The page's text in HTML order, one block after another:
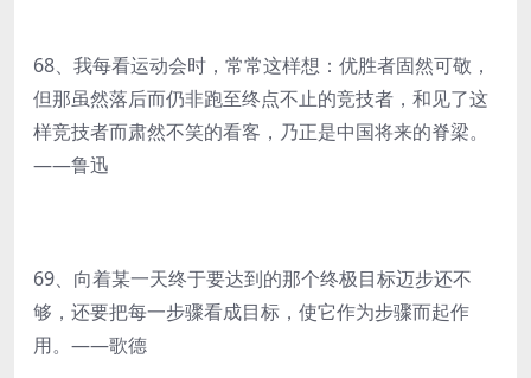
68、我每看运动会时，常常这样想：优胜者固然可敬，
但那虽然落后而仍非跑至终点不止的竞技者，和见了这
样竞技者而肃然不笑的看客，乃正是中国将来的脊梁。
——鲁迅
69、向着某一天终于要达到的那个终极目标迈步还不
够，还要把每一步骤看成目标，使它作为步骤而起作
用。——歌德